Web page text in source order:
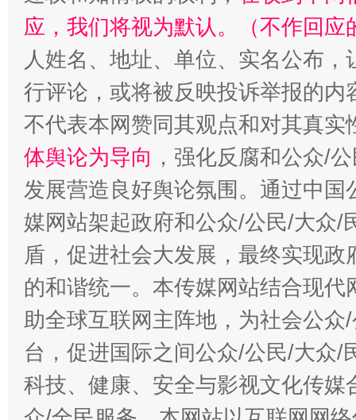
应，我们将视为默认。（不作回应
人姓名、地址、单位、实名公布
行评论，或将被反映投诉举报的
不代表本网赞同其观点和对其真实
体舆论为导向 ，强化反腐和公众/
发展营造良好舆论氛围。通过中
媒网站架起政府和公众/公民/大众/
盾，促进社会大发展，最终实现
的和谐统一。本传媒网站结合现
助全球互联网主阵地，为社会公
台，促进国际之间公众/公民/大众/
科技、健康、安全与影视文化传